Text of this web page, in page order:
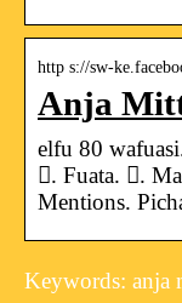
http s://sw-
Anja
elfu 80
󱙶. Fuata. 󰟝.
Mentions.
Keywords: anja